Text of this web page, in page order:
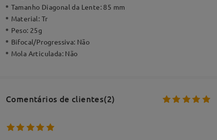
Tamanho Diagonal da Lente: 85 mm
Material: Tr
Peso: 25g
Bifocal/Progressiva: Não
Mola Articulada: Não
Comentários de clientes(2)